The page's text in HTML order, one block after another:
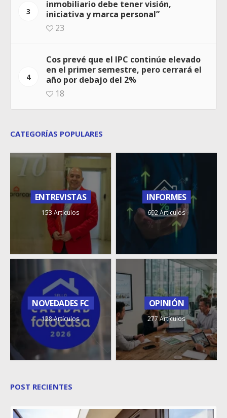
3
inmobiliario debe tener visión,
iniciativa y marca personal”
23
4
Cos prevé que el IPC continúe elevado
en el primer semestre, pero cerrará el
año por debajo del 2%
18
CATEGORÍAS POPULARES
ENTREVISTAS
153 Artículos
INFORMES
692 Artículos
NOVEDADES FC
128 Artículos
OPINIÓN
277 Artículos
POST RECIENTES